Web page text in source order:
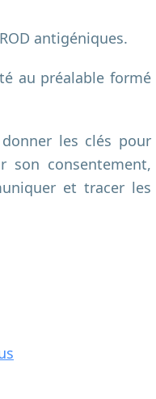
antigéniques.
au préalable formé
les clés pour
consentement,
et tracer les